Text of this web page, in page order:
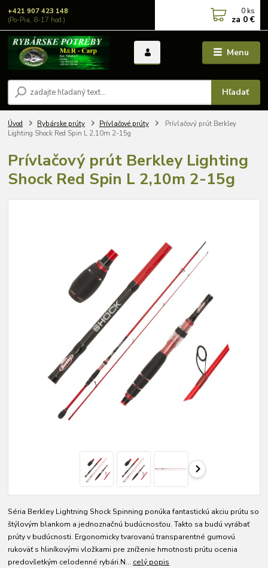
Menu
Hľadať
+421 907 423 148
(Po-Pia, 8-17 hod.)
0 ks
za 0 €
Úvod Rybárske prúty Prívlačové prúty
Prívlačový prút Berkley
Lighting Shock Red Spin L 2,10m 2-15g
Prívlačový prút Berkley Lighting
Shock Red Spin L 2,10m 2-15g
Séria Berkley Lightning Shock Spinning ponúka fantastickú akciu prútu so
štýlovým blankom a jednoznačnú budúcnosťou. Takto sa budú vyrábať
prúty v budúcnosti. Ergonomicky tvarovanú transparentné gumovú
rukoväť s hliníkovými vložkami pre zníženie hmotnosti prútu ocenia
predovšetkým celodenné rybári.N... celý popis